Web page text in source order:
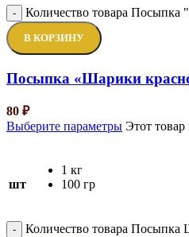
- Количество товара
В КОРЗИНУ
Посыпка «Шарики
80 ₽
Выберите параметры Этот
шт
1 кг
100 гр
- Количество товара